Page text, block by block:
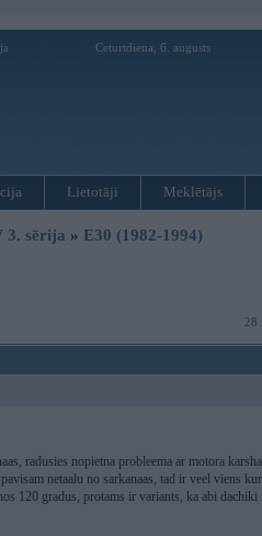
Ceturtdiena, 6. augusts
Lietotāji Meklētājs
3. sērija » E30 (1982-1994)
28
radusies nopietna probleema ar motora
netaalu no sarkanaas, tad ir veel viens
120 gradus, protams ir variants, ka abi dachiki